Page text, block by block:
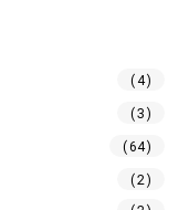
(4)
(3)
(64)
(2)